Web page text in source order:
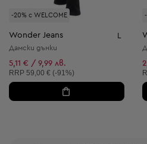
-20% с WELCOME
Wonder Jeans L
Дамски дънки
5,11 € / 9,99 лв.
Препоръчителна цена:
RRP 59,00 € (-91%)